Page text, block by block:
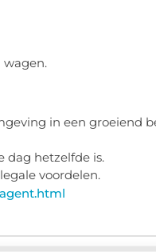
wagen.
in een groeiend
dag hetzelfde is.
voordelen.